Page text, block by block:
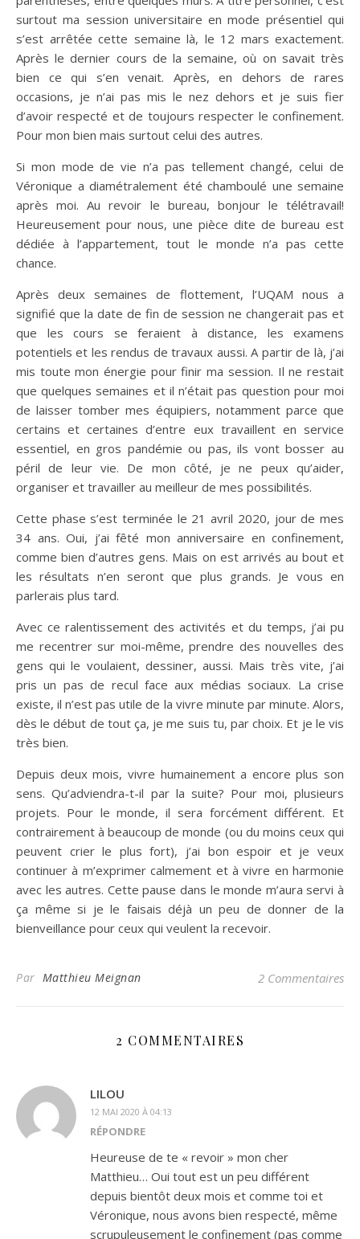
surtout ma session universitaire en mode présentiel qui
s’est arrêtée cette semaine là, le 12 mars exactement.
Après le dernier cours de la semaine, où on savait très
bien ce qui s’en venait. Après, en dehors de rares
occasions, je n’ai pas mis le nez dehors et je suis fier
d’avoir respecté et de toujours respecter le confinement.
Pour mon bien mais surtout celui des autres.
Si mon mode de vie n’a pas tellement changé, celui de
Véronique a diamétralement été chamboulé une semaine
après moi. Au revoir le bureau, bonjour le télétravail!
Heureusement pour nous, une pièce dite de bureau est
dédiée à l’appartement, tout le monde n’a pas cette
chance.
Après deux semaines de flottement, l’UQAM nous a
signifié que la date de fin de session ne changerait pas et
que les cours se feraient à distance, les examens
potentiels et les rendus de travaux aussi. A partir de là, j’ai
mis toute mon énergie pour finir ma session. Il ne restait
que quelques semaines et il n’était pas question pour moi
de laisser tomber mes équipiers, notamment parce que
certains et certaines d’entre eux travaillent en service
essentiel, en gros pandémie ou pas, ils vont bosser au
péril de leur vie. De mon côté, je ne peux qu’aider,
organiser et travailler au meilleur de mes possibilités.
Cette phase s’est terminée le 21 avril 2020, jour de mes
34 ans. Oui, j’ai fêté mon anniversaire en confinement,
comme bien d’autres gens. Mais on est arrivés au bout et
les résultats n’en seront que plus grands. Je vous en
parlerais plus tard.
Avec ce ralentissement des activités et du temps, j’ai pu
me recentrer sur moi-même, prendre des nouvelles des
gens qui le voulaient, dessiner, aussi. Mais très vite, j’ai
pris un pas de recul face aux médias sociaux. La crise
existe, il n’est pas utile de la vivre minute par minute. Alors,
dès le début de tout ça, je me suis tu, par choix. Et je le vis
très bien.
Depuis deux mois, vivre humainement a encore plus son
sens. Qu’adviendra-t-il par la suite? Pour moi, plusieurs
projets. Pour le monde, il sera forcément différent. Et
contrairement à beaucoup de monde (ou du moins ceux qui
peuvent crier le plus fort), j’ai bon espoir et je veux
continuer à m’exprimer calmement et à vivre en harmonie
avec les autres. Cette pause dans le monde m’aura servi à
ça même si je le faisais déjà un peu de donner de la
bienveillance pour ceux qui veulent la recevoir.
Par Matthieu Meignan 2 Commentaires
2 COMMENTAIRES
LILOU
12 MAI 2020 À 04:13
RÉPONDRE
Heureuse de te « revoir » mon cher
Matthieu… Oui tout est un peu différent
depuis bientôt deux mois et comme toi et
Véronique, nous avons bien respecté, même
scrupuleusement le confinement (pas comme